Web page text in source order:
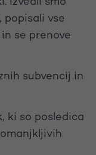
vse
se prenove
subvencij in
ki so posledica